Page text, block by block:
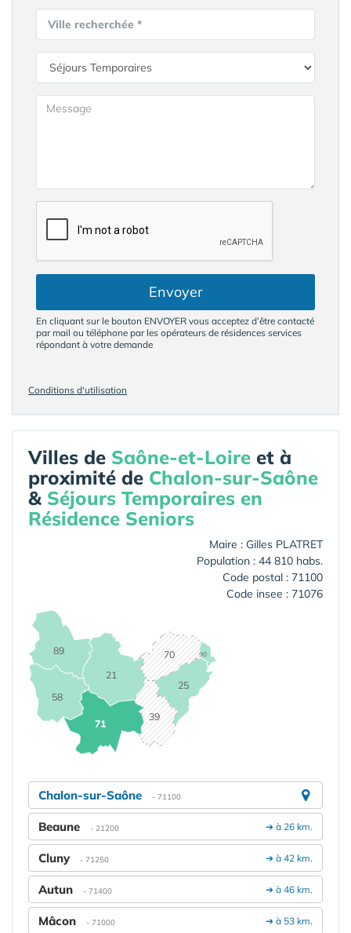
Ville recherchée *
Envoyer
En cliquant sur le bouton ENVOYER vous acceptez d’être contacté
par mail ou téléphone par les opérateurs de résidences services
répondant à votre demande
Conditions d'utilisation
Villes de Saône-et-Loire et à
proximité de Chalon-sur-Saône
& Séjours Temporaires en
Résidence Seniors
Maire : Gilles PLATRET
Population : 44 810 habs.
Code postal : 71100
Code insee : 71076
21
25
39
58
70
71
89 90
Chalon-sur-Saône - 71100
➔ à 26 km.
Beaune - 21200
➔ à 42 km.
Cluny - 71250
➔ à 46 km.
Autun - 71400
➔ à 53 km.
Mâcon - 71000